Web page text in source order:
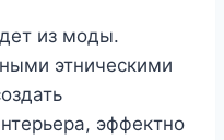
из моды.
этническими
эффектно